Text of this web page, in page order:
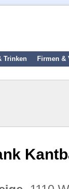
Trinken Firmen &